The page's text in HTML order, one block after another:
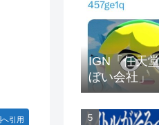
引用
IGN「任天
ぼい会社」